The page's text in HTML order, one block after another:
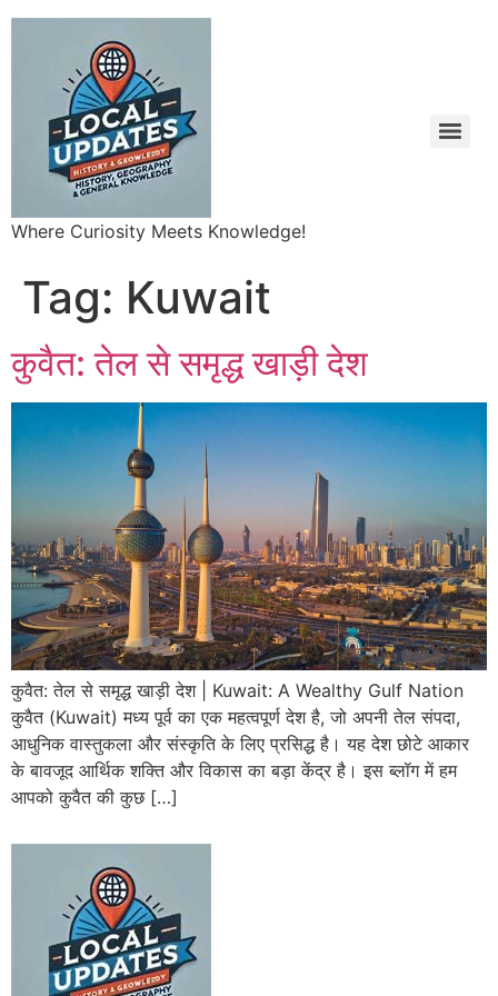
Where Curiosity Meets Knowledge!
Tag: Kuwait
कुवैत: तेल से समृद्ध खाड़ी देश
कुवैत: तेल से समृद्ध खाड़ी देश | Kuwait: A Wealthy Gulf Nation
कुवैत (Kuwait) मध्य पूर्व का एक महत्वपूर्ण देश है, जो अपनी तेल संपदा,
आधुनिक वास्तुकला और संस्कृति के लिए प्रसिद्ध है। यह देश छोटे आकार
के बावजूद आर्थिक शक्ति और विकास का बड़ा केंद्र है। इस ब्लॉग में हम
आपको कुवैत की कुछ […]